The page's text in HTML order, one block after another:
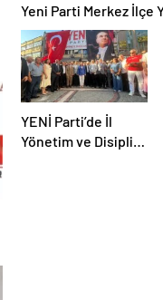
Yeni Parti Merkez İlçe
YENİ Parti’de İl
Yönetim ve Disiplin